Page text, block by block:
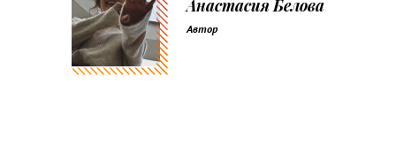
Анастасия Белова
Автор